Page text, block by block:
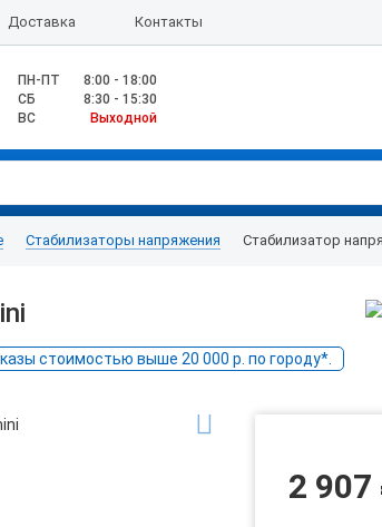
Доставка Контакты
ПН-ПТ
8:00 - 18:00
CБ
8:30 - 15:30
ВС
Выходной
Стабилизаторы напряжения Стабилизатор
стоимостью выше 20 000 р. по городу*.
2